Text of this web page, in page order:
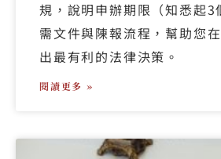
規，說明申辦期限（知悉起3
需文件與陳報流程，幫助您
出最有利的法律決策。
閱讀更多 »